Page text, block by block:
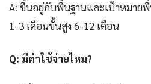
A: ขึ้นอยู่กับพื้นฐานและเป้าหมาย
1-3 เดือนขั้นสูง 6-12 เดือน
Q: มีค่าใช้จ่ายไหม?